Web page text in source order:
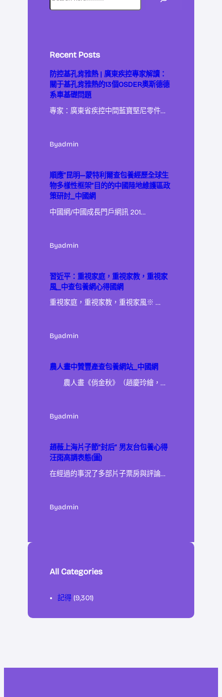
Recent Posts
防控基孔肯雅熱 | 廣東疾控專家解讀：
關于基孔肯雅熱的13個OSDER奧斯德德
系車基礎問題
專家：廣東省疾控中間藍寶堅尼零件…
Byadmin
順應“昆明—蒙特利爾查包養經歷全球生
物多樣性框架”目的的中國陸地維護區政
策研討_中國網
中國網/中國成長門戶網訊 201…
Byadmin
習近平：重視家庭，重視家教，重視家
風_中查包養網心得國網
重視家庭，重視家教，重視家風※ …
Byadmin
農人畫中贊豐產查包養網站_中國網
農人畫《俏金秋》（趙慶玲繪，…
Byadmin
趙薇上海片子節“封后” 男友台包養心得
汪雨高調表態(圖)
在經過的事況了多部片子票房與評論…
Byadmin
All Categories
記得 (9,301)